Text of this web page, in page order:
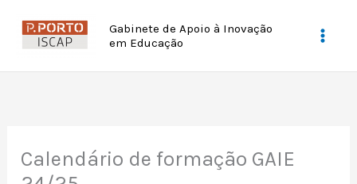
Gabinete de Apoio à Inovação
em Educação
Calendário de formação GAIE